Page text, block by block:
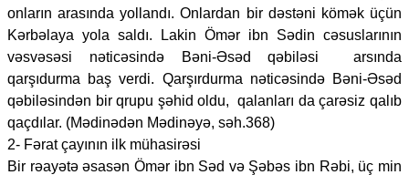
onların arasında yollandı. Onlardan bir dəstəni kömək üçün
Kərbəlaya yola saldı. Lakin Ömər ibn Sədin cəsuslarının
vəsvəsəsi nəticəsində Bəni-Əsəd qəbiləsi arsında
qarşıdurma baş verdi. Qarşırdurma nəticəsində Bəni-Əsəd
qəbiləsindən bir qrupu şəhid oldu, qalanları da çarəsiz qalıb
qaçdılar. (Mədinədən Mədinəyə, səh.368)
2- Fərat çayının ilk mühasirəsi
Bir rəayətə əsasən Ömər ibn Səd və Şəbəs ibn Rəbi, üç min